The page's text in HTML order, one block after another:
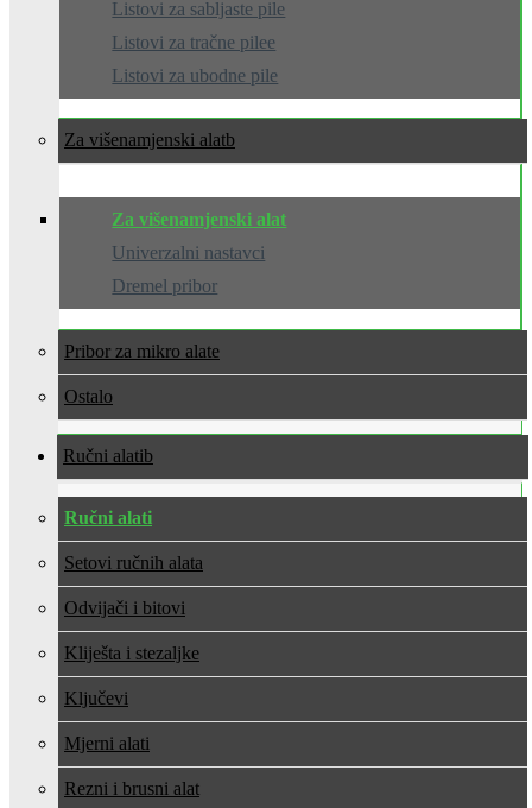
Listovi za sabljaste pile
Listovi za tračne pilee
Listovi za ubodne pile
Za višenamjenski alat
Za višenamjenski alat
Univerzalni nastavci
Dremel pribor
Pribor za mikro alate
Ostalo
Ručni alati
Ručni alati
Setovi ručnih alata
Odvijači i bitovi
Kliješta i stezaljke
Ključevi
Mjerni alati
Rezni i brusni alat